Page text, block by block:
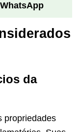
da
propriedades